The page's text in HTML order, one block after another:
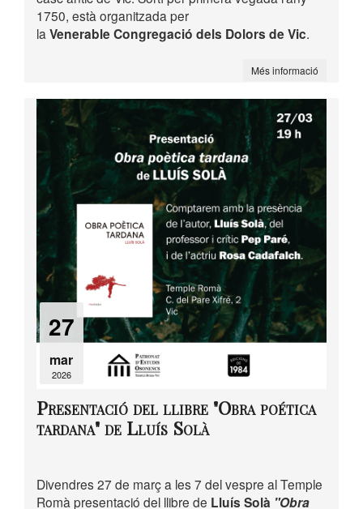
1750, està organitzada per
la Venerable Congregació dels Dolors de Vic.
Més informació
27
mar
2026
Presentació del llibre "Obra poética
tardana" de Lluís Solà
Divendres 27 de març a les 7 del vespre al Temple
Romà presentació del llibre de Lluís Solà "Obra